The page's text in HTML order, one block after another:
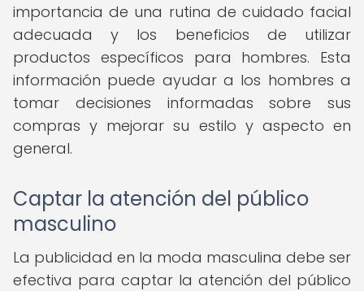
importancia de una rutina de cuidado facial
adecuada y los beneficios de utilizar
productos específicos para hombres. Esta
información puede ayudar a los hombres a
tomar decisiones informadas sobre sus
compras y mejorar su estilo y aspecto en
general.
Captar la atención del público
masculino
La publicidad en la moda masculina debe ser
efectiva para captar la atención del público